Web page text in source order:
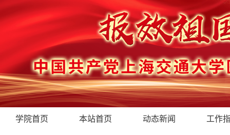
学院首页 本站首页 动态新闻 工作